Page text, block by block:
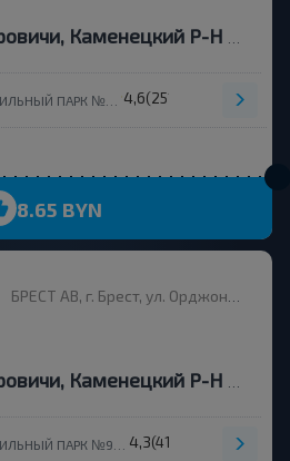
4,6(251)
8.65 BYN
БРЕСТ АВ, г. Брест, ул. Орджоникидзе, 12, Беларусь
4,3(411)